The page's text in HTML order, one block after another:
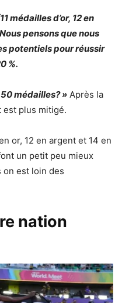
médailles d’or, 12 en
pensons que nous
potentiels pour réussir
%.
médailles? » Après la
est plus mitigé.
or, 12 en argent et 14 en
un petit peu mieux
on est loin des
nation